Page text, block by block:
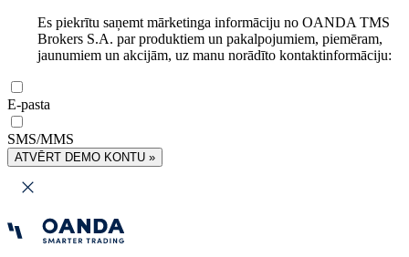
Es piekrītu saņemt mārketinga informāciju no OANDA TMS
Brokers S.A. par produktiem un pakalpojumiem, piemēram,
jaunumiem un akcijām, uz manu norādīto kontaktinformāciju:
E-pasta
SMS/MMS
ATVĒRT DEMO KONTU »